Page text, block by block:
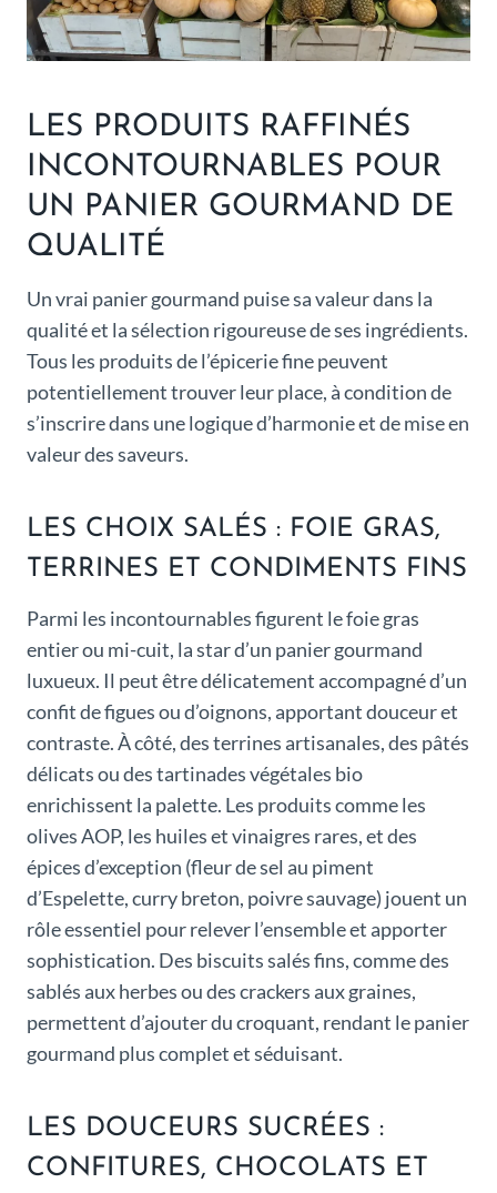
LES PRODUITS RAFFINÉS
INCONTOURNABLES POUR
UN PANIER GOURMAND DE
QUALITÉ
Un vrai panier gourmand puise sa valeur dans la
qualité et la sélection rigoureuse de ses ingrédients.
Tous les produits de l’épicerie fine peuvent
potentiellement trouver leur place, à condition de
s’inscrire dans une logique d’harmonie et de mise en
valeur des saveurs.
LES CHOIX SALÉS : FOIE GRAS,
TERRINES ET CONDIMENTS FINS
Parmi les incontournables figurent le foie gras
entier ou mi-cuit, la star d’un panier gourmand
luxueux. Il peut être délicatement accompagné d’un
confit de figues ou d’oignons, apportant douceur et
contraste. À côté, des terrines artisanales, des pâtés
délicats ou des tartinades végétales bio
enrichissent la palette. Les produits comme les
olives AOP, les huiles et vinaigres rares, et des
épices d’exception (fleur de sel au piment
d’Espelette, curry breton, poivre sauvage) jouent un
rôle essentiel pour relever l’ensemble et apporter
sophistication. Des biscuits salés fins, comme des
sablés aux herbes ou des crackers aux graines,
permettent d’ajouter du croquant, rendant le panier
gourmand plus complet et séduisant.
LES DOUCEURS SUCRÉES :
CONFITURES, CHOCOLATS ET